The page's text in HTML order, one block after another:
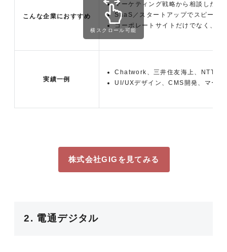
こんな企業におすすめ
マーケティング戦略から相談したい
SaaS／スタートアップでスピード
コーポレートサイトだけでなく、サ
実績一例
Chatwork、三井住友海上、NTTデ
UI/UXデザイン、CMS開発、マー
横スクロール可能
株式会社GIGを見てみる
2. 電通デジタル